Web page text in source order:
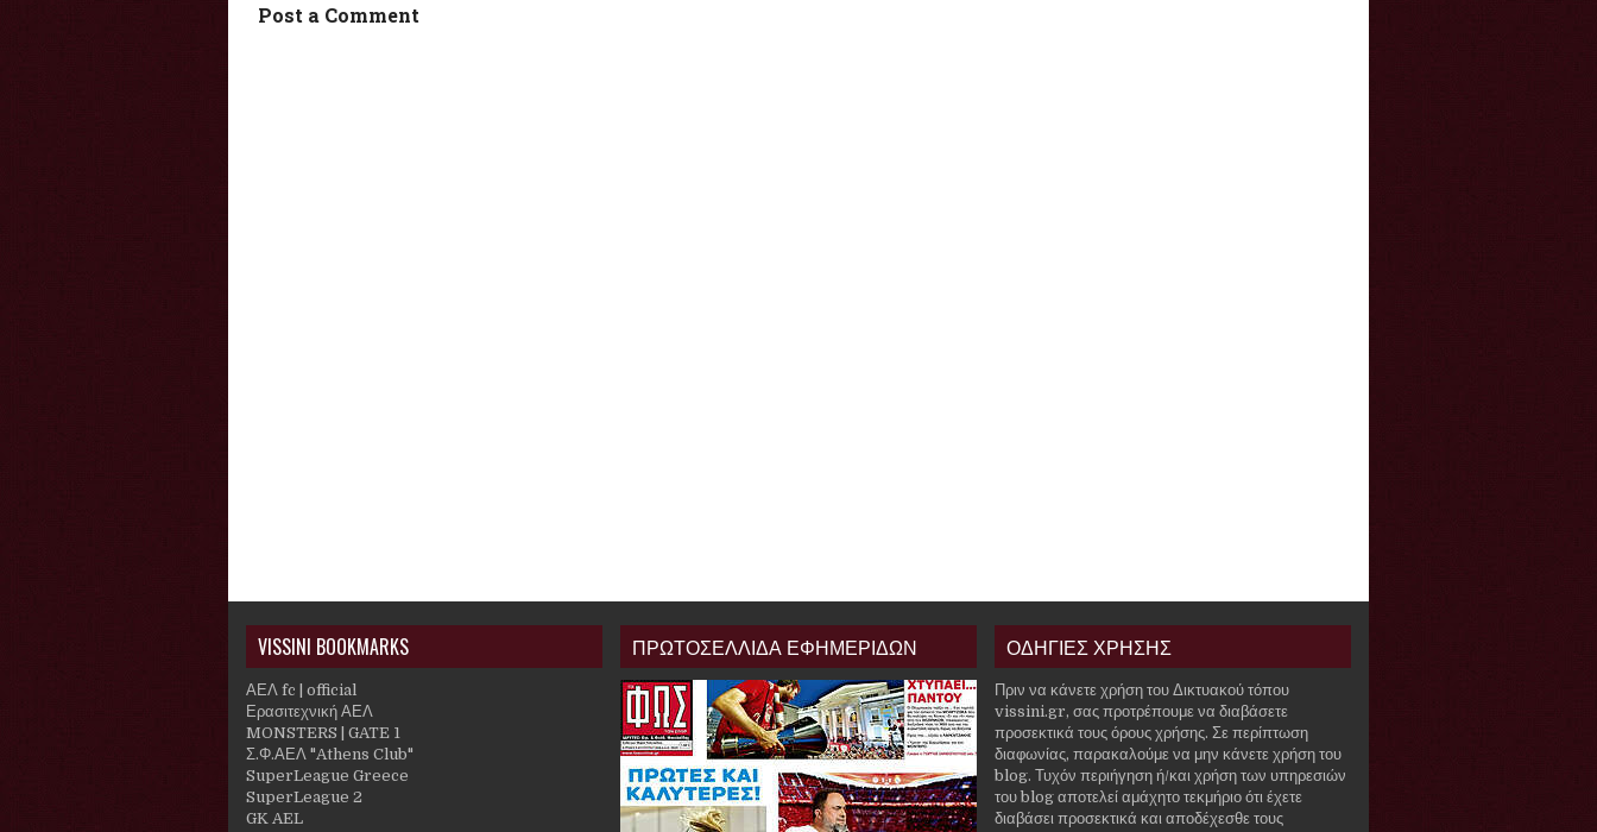
Post a Comment
VISSINI BOOKMARKS
ΑΕΛ fc | official
Ερασιτεχνική ΑΕΛ
MONSTERS | GATE 1
Σ.Φ.ΑΕΛ "Athens Club"
SuperLeague Greece
SuperLeague 2
GK AEL
ΠΡΩΤΟΣΕΛΛΙΔΑ ΕΦΗΜΕΡΙΔΩΝ ΟΔΗΓΙΕΣ ΧΡΗΣΗΣ
Πριν να κάνετε χρήση του Δικτυακού τόπου
vissini.gr, σας προτρέπουμε να διαβάσετε
προσεκτικά τους όρους χρήσης. Σε περίπτωση
διαφωνίας, παρακαλούμε να μην κάνετε χρήση του
blog. Τυχόν περιήγηση ή/και χρήση των υπηρεσιών
του blog αποτελεί αμάχητο τεκμήριο ότι έχετε
διαβάσει προσεκτικά και αποδέχεσθε τους